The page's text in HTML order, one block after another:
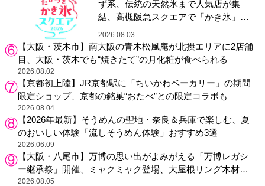
ず系、伝統の天然氷まで人気店が集
結、高槻阪急スクエアで「かき氷」祭
り
2026.08.03
【大阪・茨木市】南大阪の青木松風庵が北摂エリアに2店舗
目、大阪・茨木でも“焼きたて”の月化粧が食べられる
2026.08.02
【京都初上陸】JR京都駅に「ちいかわベーカリー」の期間
限定ショップ、京都の銘菓“おたべ”との限定コラボも
2026.08.04
【2026年最新】そうめんの聖地・奈良＆兵庫で楽しむ、夏
のおいしい体験「流しそうめん体験」おすすめ3選
2026.06.09
【大阪・八尾市】万博の思い出がよみがえる「万博レガシ
ー継承祭」開催、ミャクミャク登場、大屋根リング木材展
示も
2026.08.05